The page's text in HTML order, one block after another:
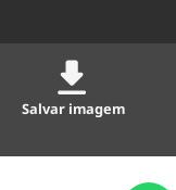
Salvar imagem